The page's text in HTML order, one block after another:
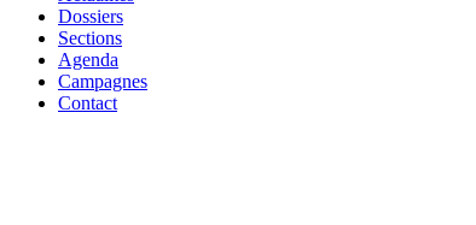
Dossiers
Sections
Agenda
Campagnes
Contact